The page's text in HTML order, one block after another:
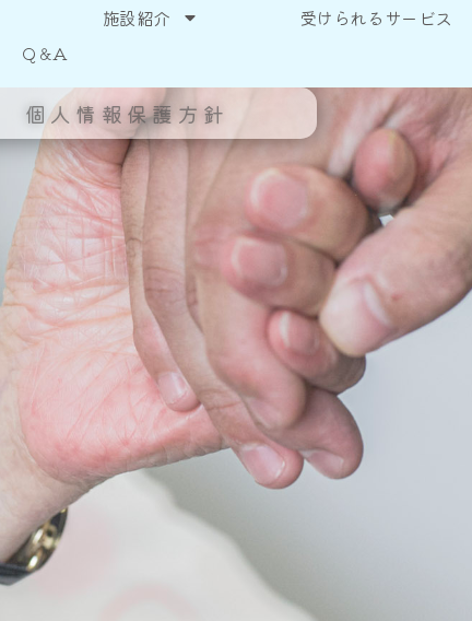
施設紹介 受けられるサービス
Q＆A
個人情報保護方針